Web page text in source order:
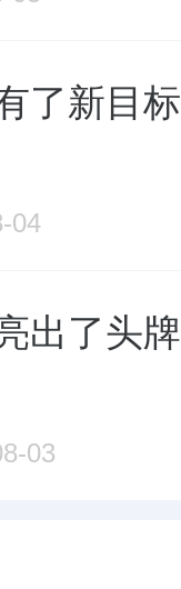
了新目标
04
出了头牌
03